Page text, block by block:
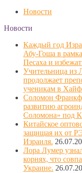
Новости
Новости
Каждый год
Абу-Гоша в
Песаха и
Учительница из
продолжает
ученикам в
Соломон
развитию
Соломона» под
Китайское
защищая их от
Израиля.
Лора Лумер
корнях, что
Украине.